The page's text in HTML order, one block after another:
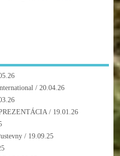
/ 20.04.26
/ 19.01.26
/ 19.09.25